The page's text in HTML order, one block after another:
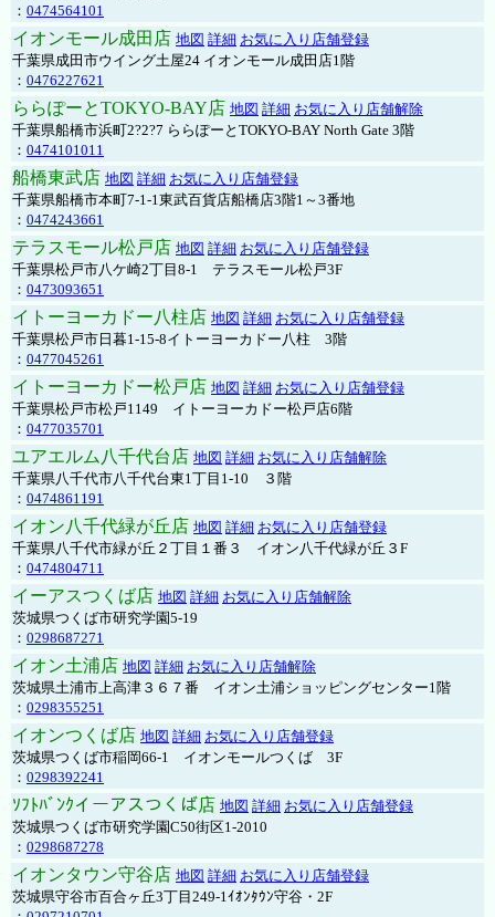
： 0474564101
イオンモール成田店 地図 詳細 お気に入り店舗登録
千葉県成田市ウイング土屋24 イオンモール成田店1階
： 0476227621
ららぽーとTOKYO-BAY店 地図 詳細 お気に入り店舗解除
千葉県船橋市浜町2?2?7 ららぽーとTOKYO-BAY North Gate 3階
： 0474101011
船橋東武店 地図 詳細 お気に入り店舗登録
千葉県船橋市本町7-1-1東武百貨店船橋店3階1～3番地
： 0474243661
テラスモール松戸店 地図 詳細 お気に入り店舗登録
千葉県松戸市八ケ崎2丁目8-1 テラスモール松戸3F
： 0473093651
イトーヨーカドー八柱店 地図 詳細 お気に入り店舗登録
千葉県松戸市日暮1-15-8イトーヨーカドー八柱 3階
： 0477045261
イトーヨーカドー松戸店 地図 詳細 お気に入り店舗登録
千葉県松戸市松戸1149 イトーヨーカドー松戸店6階
： 0477035701
ユアエルム八千代台店 地図 詳細 お気に入り店舗解除
千葉県八千代市八千代台東1丁目1-10 ３階
： 0474861191
イオン八千代緑が丘店 地図 詳細 お気に入り店舗登録
千葉県八千代市緑が丘２丁目１番３ イオン八千代緑が丘３F
： 0474804711
イーアスつくば店 地図 詳細 お気に入り店舗解除
茨城県つくば市研究学園5-19
： 0298687271
イオン土浦店 地図 詳細 お気に入り店舗解除
茨城県土浦市上高津３６７番 イオン土浦ショッピングセンター1階
： 0298355251
イオンつくば店 地図 詳細 お気に入り店舗登録
茨城県つくば市稲岡66-1 イオンモールつくば 3F
： 0298392241
ｿﾌﾄﾊﾞﾝｸイーアスつくば店 地図 詳細 お気に入り店舗登録
茨城県つくば市研究学園C50街区1-2010
： 0298687278
イオンタウン守谷店 地図 詳細 お気に入り店舗登録
茨城県守谷市百合ヶ丘3丁目249-1ｲｵﾝﾀｳﾝ守谷・2F